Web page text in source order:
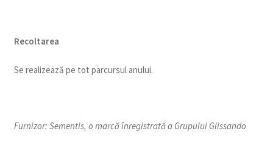
Recoltarea
Se realizează pe tot parcursul anului.
Furnizor: Sementis, o marcă înregistrată a Grupului Glissando